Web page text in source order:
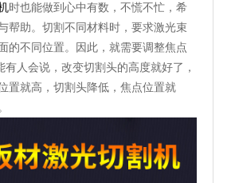
时也能做到心中有数，不慌不忙，希
帮助。切割不同材料时，要求激光束
的不同位置。因此，就需要调整焦点
有人会说，改变切割头的高度就好了，
置就高，切割头降低，焦点位置就